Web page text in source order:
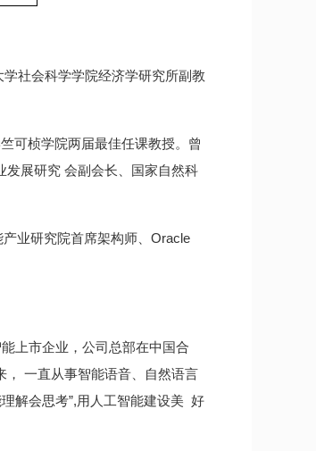
社会科学学院经济学研究所副教
可桢学院两届最佳任课教授。曾
展研究 会副会长、国家自然科
业研究院首席架构师、Oracle
上市企业，公司总部在中国合
， 一直从事智能语音、自然语言
解会思考”,用人工智能建设美 好